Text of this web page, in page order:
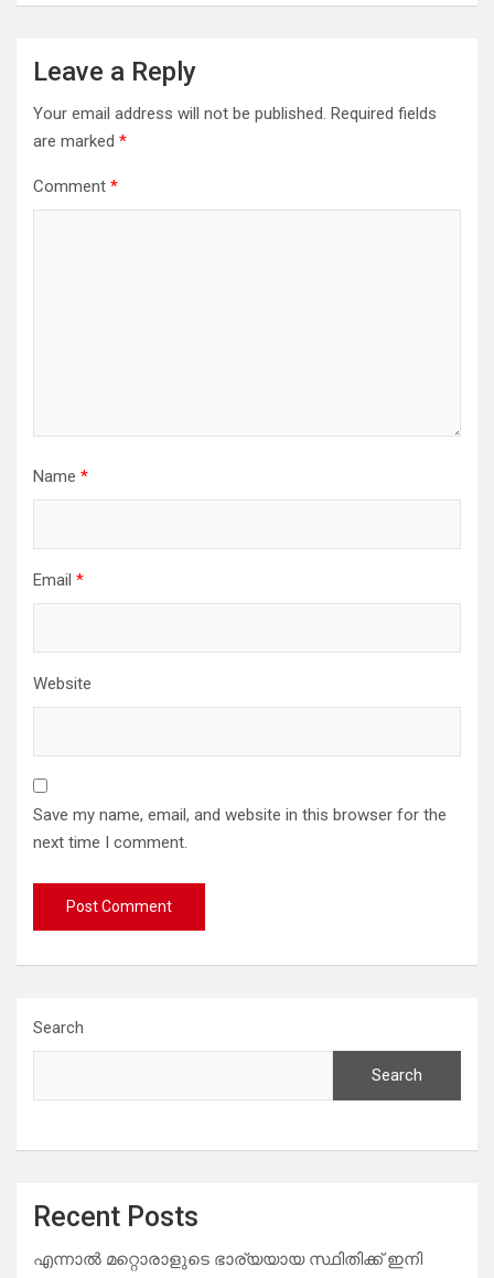
Leave a Reply
Your email address will not be published. Required fields
are marked *
Comment *
Name *
Email *
Website
Save my name, email, and website in this browser for the
next time I comment.
Search
Search
Recent Posts
എന്നാൽ മറ്റൊരാളുടെ ഭാര്യയായ സ്ഥിതിക്ക് ഇനി